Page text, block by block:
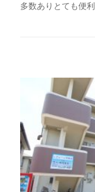
多数ありとても便